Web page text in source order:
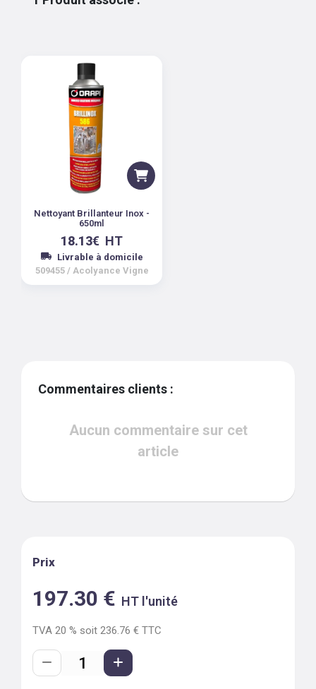
Nettoyant Brillanteur Inox -
650ml
18.13€ HT
Livrable à domicile
509455 / Acolyance Vigne
Commentaires clients :
Aucun commentaire sur cet
article
Prix
197.30 € HT l'unité
TVA 20 % soit 236.76 € TTC